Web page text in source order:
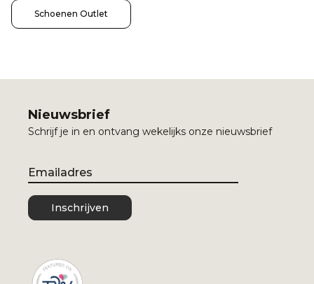
Schoenen Outlet
Nieuwsbrief
Schrijf je in en ontvang wekelijks onze nieuwsbrief
Email
Inschrijven